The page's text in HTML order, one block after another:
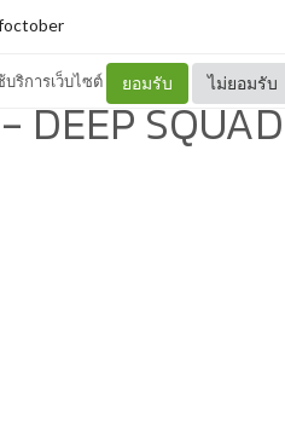
บริการเว็บไซต์ ยอมรับ ไม่ยอมรับ
SQUAD